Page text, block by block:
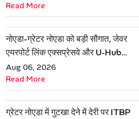
Read More
नोएडा-ग्रेटर नोएडा को बड़ी सौगात, जेवर
एयरपोर्ट लिंक एक्सप्रेसवे और U-Hub
प्रोजेक्ट को मिली मंजूरी
Aug 06, 2026
Read More
ग्रेटर नोएडा में गुटखा देने में देरी पर ITBP